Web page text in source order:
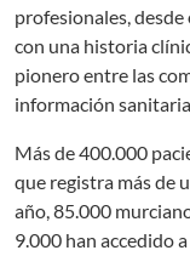
profesionales,
con una historia
pionero entre las
información
Más de 400.000
que registra más de
año, 85.000
9.000 han accedido